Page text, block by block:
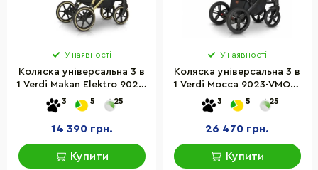
У наявності
Коляска універсальна 3 в
1 Verdi Makan Elektro 9023-
VME-10
3 5 25
14 390 грн.
Купити
У наявності
Коляска універсальна 3 в
1 Verdi Mocca 9023-VMOC-
04 бежева
3 5 25
26 470 грн.
Купити